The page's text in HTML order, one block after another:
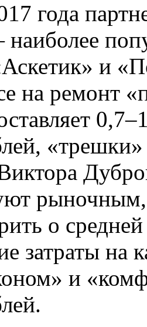
года
и
на ремонт
о
затраты на
и